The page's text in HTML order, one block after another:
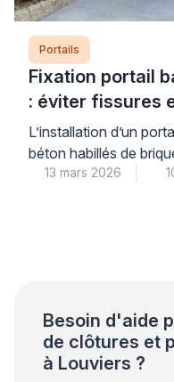
Portails
Fixation portail
: éviter fissures
L’installation d’un
béton habillés de
technique
13 mars 2026
Besoin d'aide
de clôtures et
à Louviers ?